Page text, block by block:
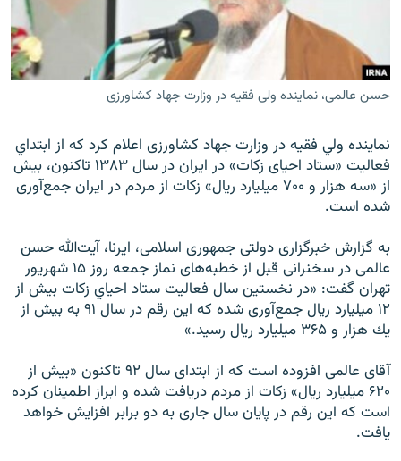
زبان‌های دیگر
حسن عالمی، نماینده ولی فقیه در وزارت جهاد کشاورزی
نماينده ولي فقيه در وزارت جهاد کشاورزی اعلام کرد که از ابتداي
فعاليت «ستاد احیای زکات» در ایران در سال ۱۳۸۳ تاكنون، بيش
از «سه هزار و ۷۰۰ ميليارد ريال» زكات از مردم در ایران جمع‌آوری
شده است.
به گزارش خبرگزاری دولتی جمهوری اسلامی، ایرنا، آیت‌الله حسن
عالمی در سخنرانی قبل از خطبه‌های نماز جمعه روز ۱۵ شهریور
تهران گفت: «در نخستين سال فعاليت ستاد احياي زكات بيش از
۱۲ ميليارد ريال جمع‌آوری شده كه اين رقم در سال ۹۱ به بيش از
يك هزار و ۳۶۵ ميليارد ريال رسيد.»
آقای عالمی افزوده است که از ابتدای سال ۹۲ تاكنون «بيش از
۶۲۰ ميليارد ريال» زكات از مردم دریافت شده و ابراز اطمینان کرده
است که اين رقم در پايان سال جاری به دو برابر افزايش خواهد
يافت.